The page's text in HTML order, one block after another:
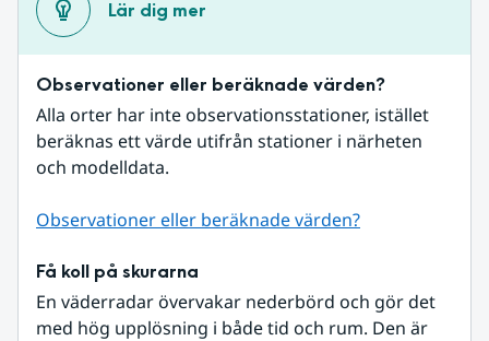
Lär dig mer
Observationer eller beräknade värden?
Alla orter har inte observationsstationer, istället
beräknas ett värde utifrån stationer i närheten
och modelldata.
Observationer eller beräknade värden?
Få koll på skurarna
En väderradar övervakar nederbörd och gör det
med hög upplösning i både tid och rum. Den är